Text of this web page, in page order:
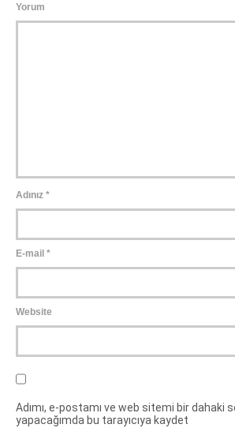
Yorum
Adınız *
E-mail *
Website
Adımı, e-postamı ve web sitemi bir dahaki
yapacağımda bu tarayıcıya kaydet